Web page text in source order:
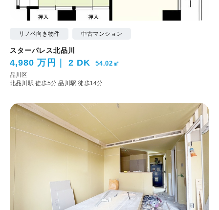
リノベ向き物件 中古マンション
スターパレス北品川
4,980 万円 2 DK 54.02㎡
品川区
北品川駅 徒歩5分品川駅 徒歩14分